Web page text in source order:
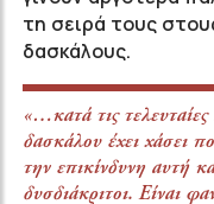
τη σειρά τους
δασκάλους.
«…κατά τις τελευταίες
δασκάλου έχει χάσει
την επικίνδυνη αυτή
δυσδιάκριτοι. Είναι